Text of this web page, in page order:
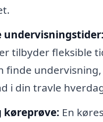
undervisningstider:
tilbyder fleksible
finde
i din travle
køreprøve: En